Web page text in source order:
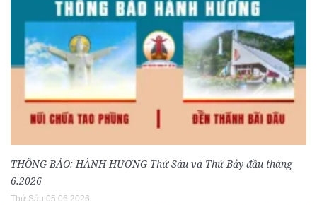
THÔNG BÁO: HÀNH HƯƠNG Thứ Sáu và Thứ Bảy đầu tháng
6.2026
Thứ Sáu 05.06.2026